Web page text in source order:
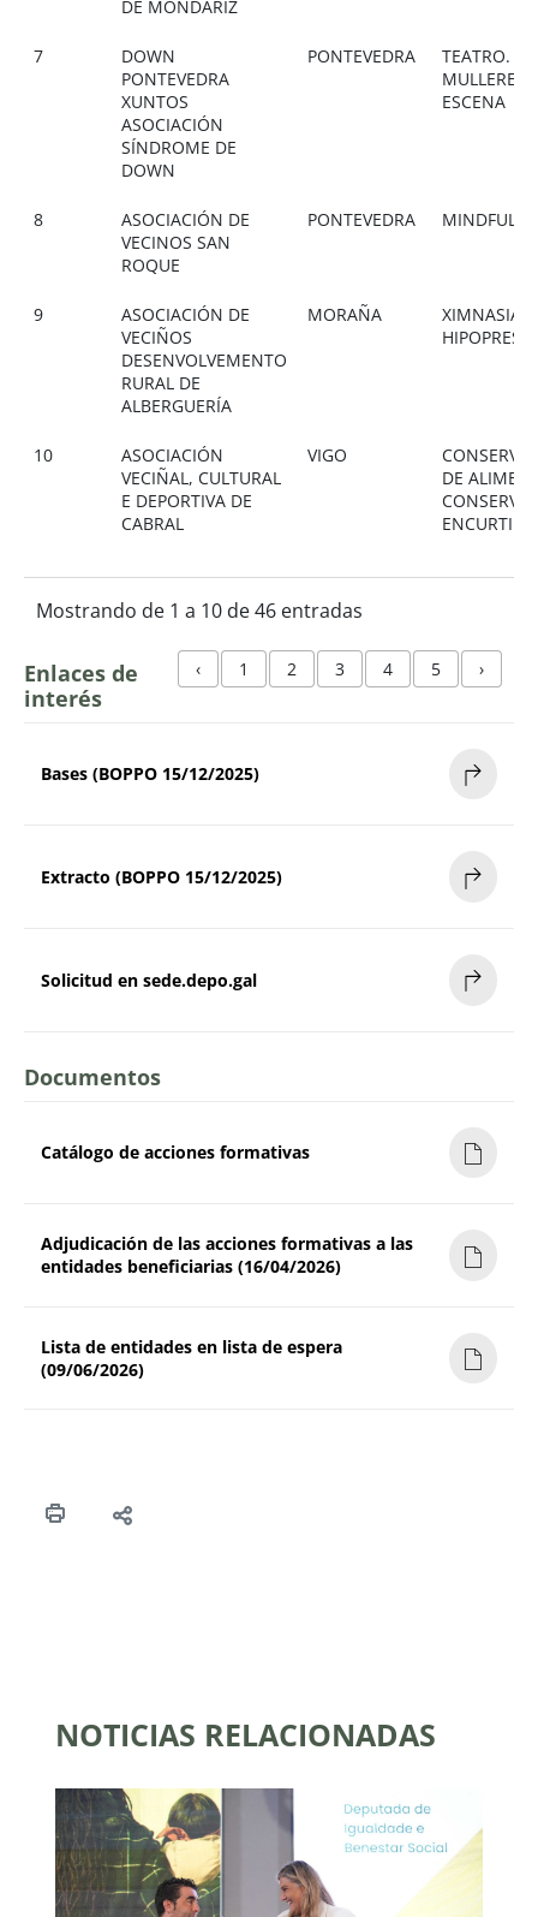
DE MONDARIZ
7
DOWN
PONTEVEDRA
XUNTOS
ASOCIACIÓN
SÍNDROME DE
DOWN
PONTEVEDRA
TEATRO.
MULLERES
ESCENA
8
ASOCIACIÓN DE
VECINOS SAN
ROQUE
PONTEVEDRA
9
ASOCIACIÓN DE
VECIÑOS
DESENVOLVEMENTO
RURAL DE
ALBERGUERÍA
MORAÑA
XIMNASIA
10
ASOCIACIÓN
VECIÑAL, CULTURAL
E DEPORTIVA DE
CABRAL
VIGO
DE
Mostrando de 1 a 10 de 46 entradas
‹ 1 2 3 4 5 ›
Enlaces de
interés
Bases (BOPPO 15/12/2025)
Extracto (BOPPO 15/12/2025)
Solicitud en sede.depo.gal
Documentos
Catálogo de acciones formativas
Adjudicación de las acciones formativas a las
entidades beneficiarias (16/04/2026)
Lista de entidades en lista de espera
(09/06/2026)
NOTICIAS RELACIONADAS